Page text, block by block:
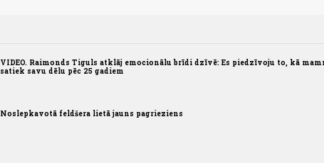
VIDEO. Raimonds Tiguls atklāj emocionālu brīdi dzīvē: Es piedzīvoju to, kā
satiek savu dēlu pēc 25 gadiem
Noslepkavotā feldšera lietā jauns pagrieziens